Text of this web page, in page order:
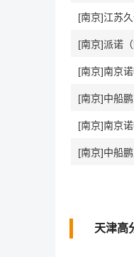
[南京]江苏
[南京]派诺
[南京]南京
[南京]中船
[南京]南京
[南京]中船
天津高